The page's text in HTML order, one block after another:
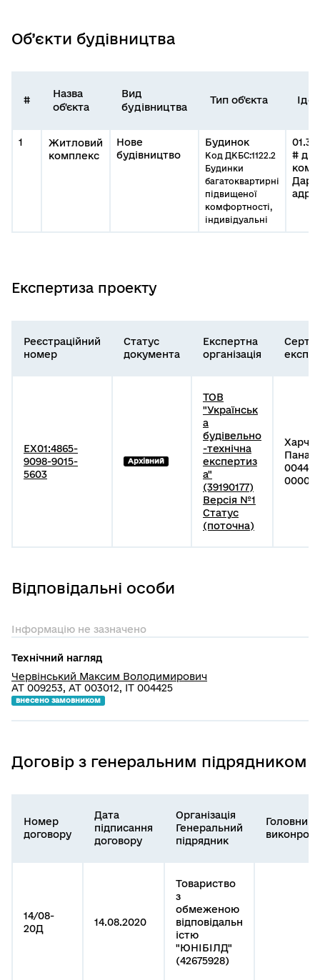
Об’єкти будівництва
#
Назва
об'єкта
Вид
будівництва
Тип об'єкта
1
Житловий
комплекс
Нове
будівництво
Будинок
Код ДКБС:1122.2
Будинки
багатоквартирні
підвищеної
комфортності,
індивідуальні
#
Експертиза проекту
Реєстраційний
номер
Статус
документа
Експертна
організація
EX01:4865-
9098-9015-
5603
Архівний
ТОВ
"Українськ
а
будівельно
-технічна
експертиз
а"
(39190177)
Версія №1
Статус
(поточна)
Відповідальні особи
Інформацію не зазначено
Технічний нагляд
Червінський Максим Володимирович
АТ 009253, АТ 003012, ІТ 004425
внесено замовником
Договір з генеральним підрядником
Номер
договору
Дата
підписання
договору
Організація
Генеральний
підрядник
Головний
виконроб
14/08-
20Д
14.08.2020
Товариство
з
обмеженою
відповідальн
істю
"ЮНІБІЛД"
(42675928)